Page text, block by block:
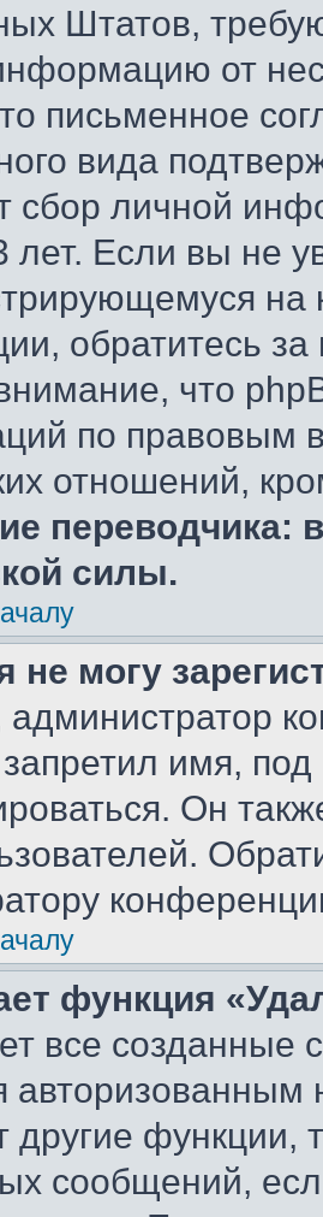
Штатов,
от
письменное
вида
сбор личной
Если вы не
обратитесь
что
по правовым
отношений,
переводчика:
силы.
не могу
имя,
Он
функция
все созданные
другие функции,
сообщений,